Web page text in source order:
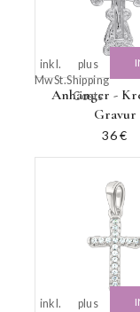
Anhänger -
Gravur
36€
inkl.
MwSt.
plus
Shipping
Costs
inkl.
plus